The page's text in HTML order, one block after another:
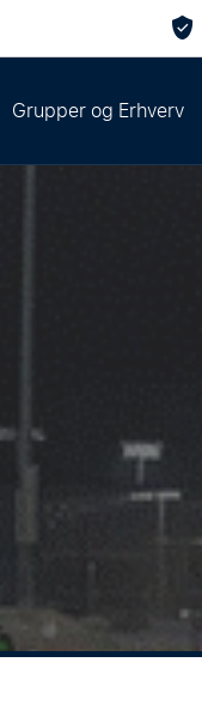
Grupper og Erhverv